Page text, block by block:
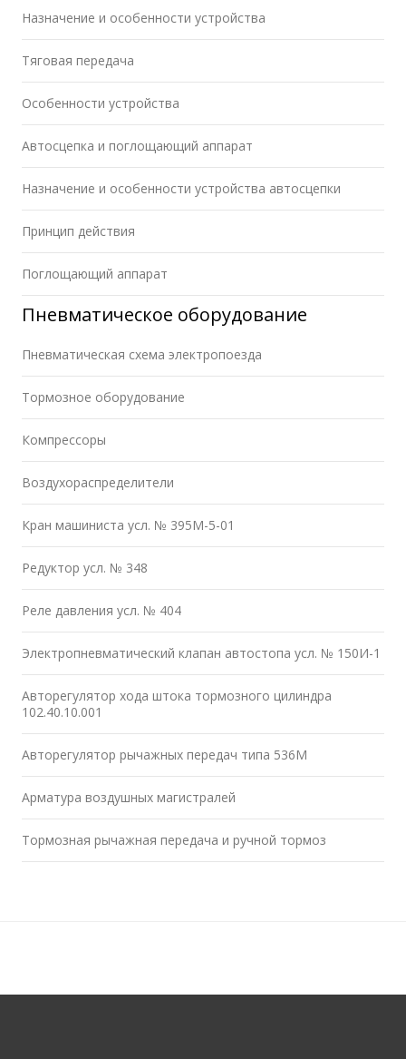
Назначение и особенности устройства
Тяговая передача
Особенности устройства
Автосцепка и поглощающий аппарат
Назначение и особенности устройства автосцепки
Принцип действия
Поглощающий аппарат
Пневматическое оборудование
Пневматическая схема электропоезда
Тормозное оборудование
Компрессоры
Воздухораспределители
Кран машиниста усл. № 395М-5-01
Редуктор усл. № 348
Реле давления усл. № 404
Электропневматический клапан автостопа усл. № 150И-1
Авторегулятор хода штока тормозного цилиндра
102.40.10.001
Авторегулятор рычажных передач типа 536М
Арматура воздушных магистралей
Тормозная рычажная передача и ручной тормоз